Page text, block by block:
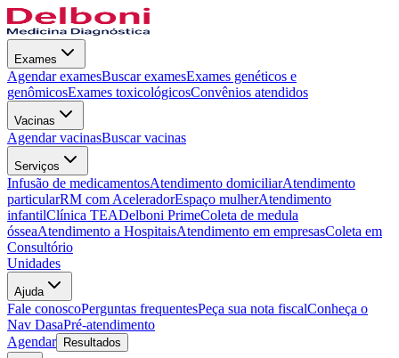
Exames
Agendar examesBuscar examesExames genéticos e
genômicosExames toxicológicosConvênios atendidos
Vacinas
Agendar vacinasBuscar vacinas
Serviços
Infusão de medicamentosAtendimento domiciliarAtendimento
particularRM com AceleradorEspaço mulherAtendimento
infantilClínica TEADelboni PrimeColeta de medula
ósseaAtendimento a HospitaisAtendimento em empresasColeta em
Consultório
Unidades
Ajuda
Fale conoscoPerguntas frequentesPeça sua nota fiscalConheça o
Nav DasaPré-atendimento
Agendar
Resultados